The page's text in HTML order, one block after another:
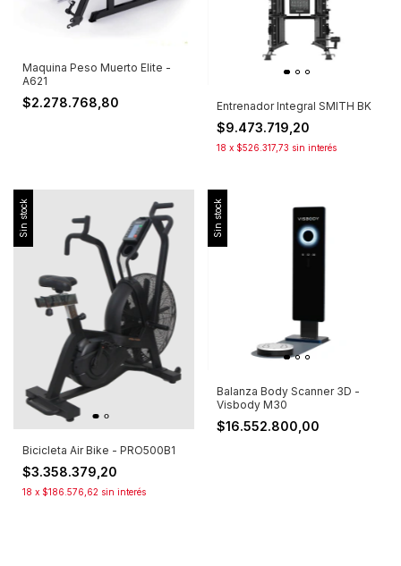
Maquina Peso Muerto Elite -
A621
$2.278.768,80 Entrenador Integral SMITH BK
$9.473.719,20
18 x $526.317,73 sin interés
Sin stock
Bicicleta Air Bike - PRO500B1
$3.358.379,20
18 x $186.576,62 sin interés
Sin stock
Balanza Body Scanner 3D -
Visbody M30
$16.552.800,00